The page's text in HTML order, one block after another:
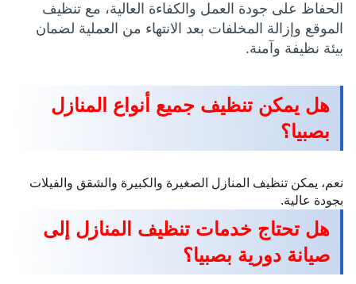
الحفاظ على جودة العمل والكفاءة العالية، مع تنظيف
الموقع وإزالة المخلفات بعد الانتهاء من العملية لضمان
بيئة نظيفة وآمنة.
هل يمكن تنظيف جميع أنواع المنازل
بصبيا؟
نعم، يمكن تنظيف المنازل الصغيرة والكبيرة والشقق والفيلات
بجودة عالية.
هل تحتاج خدمات تنظيف المنازل إلى
صيانة دورية بصبيا؟